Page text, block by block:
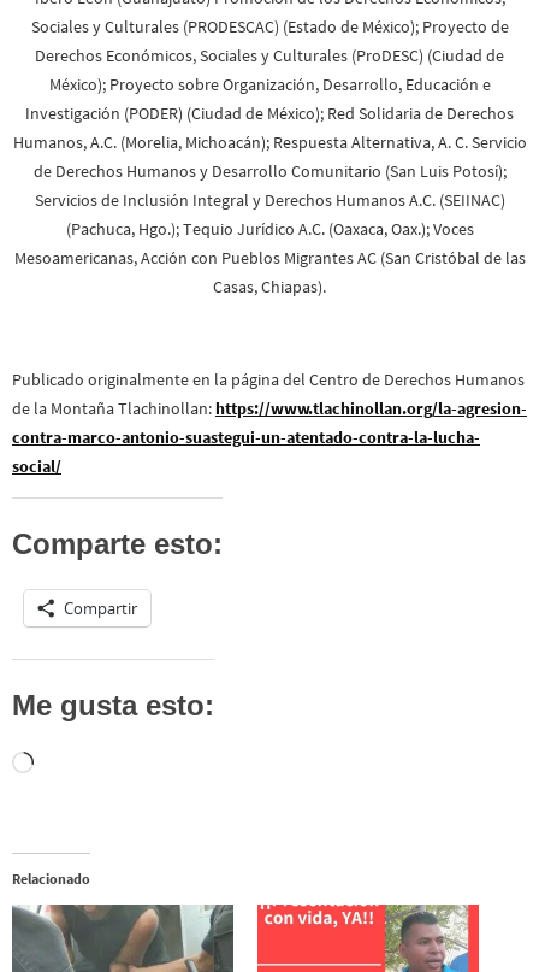
Sociales y Culturales (PRODESCAC) (Estado de México); Proyecto de
Derechos Económicos, Sociales y Culturales (ProDESC) (Ciudad de
México); Proyecto sobre Organización, Desarrollo, Educación e
Investigación (PODER) (Ciudad de México); Red Solidaria de Derechos
Humanos, A.C. (Morelia, Michoacán); Respuesta Alternativa, A. C. Servicio
de Derechos Humanos y Desarrollo Comunitario (San Luis Potosí);
Servicios de Inclusión Integral y Derechos Humanos A.C. (SEIINAC)
(Pachuca, Hgo.); Tequio Jurídico A.C. (Oaxaca, Oax.); Voces
Mesoamericanas, Acción con Pueblos Migrantes AC (San Cristóbal de las
Casas, Chiapas).
Publicado originalmente en la página del Centro de Derechos Humanos
de la Montaña Tlachinollan: https://www.tlachinollan.org/la-agresion-
contra-marco-antonio-suastegui-un-atentado-contra-la-lucha-
social/
Comparte esto:
Compartir
Me gusta esto:
Cargando...
Relacionado